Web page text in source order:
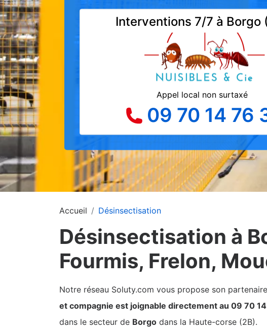
Interventions 7/7 à Borgo
Appel local non surtaxé
09 70 14 76
Accueil Désinsectisation
Désinsectisation à
Fourmis, Frelon,
Notre réseau Soluty.com vous propose son
et compagnie est joignable directement au 09 70
dans le secteur de Borgo dans la Haute-corse (2B).